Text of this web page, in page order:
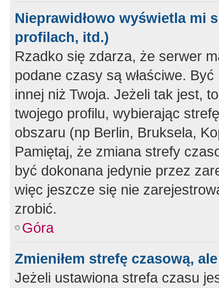
Nieprawidłowo wyświetla mi
profilach, itd.)
Rzadko się zdarza, że serwer
podane czasy są właściwe.
innej niż Twoja. Jeżeli tak jest,
twojego profilu, wybierając
obszaru (np Berlin, Bruksela,
Pamiętaj, że zmiana strefy
być dokonana jedynie przez
więc jeszcze się nie
zrobić.
Góra
Zmieniłem strefę czasową,
Jeżeli ustawiona strefa czasu